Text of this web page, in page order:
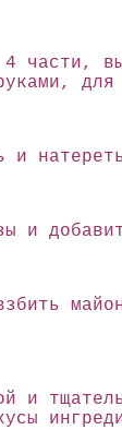
части,
и
и
и